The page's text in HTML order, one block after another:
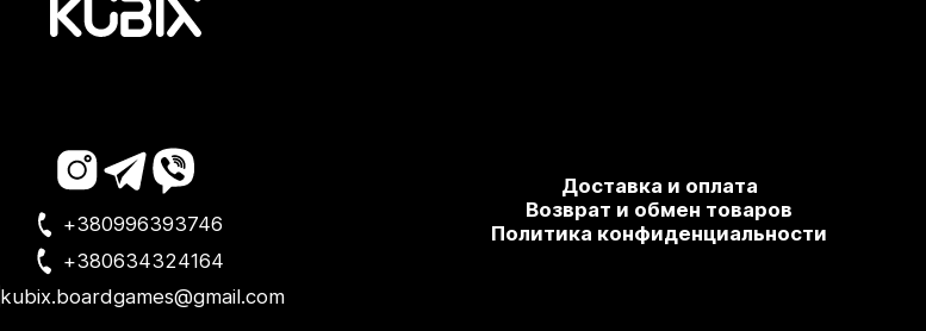
+380996393746
+380634324164
kubix.boardgames@gmail.com
Доставка и оплата
Возврат и обмен товаров
Политика конфиденциальности